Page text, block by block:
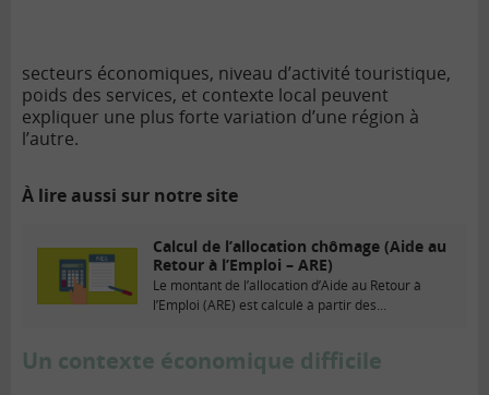
secteurs économiques, niveau d’activité touristique,
poids des services, et contexte local peuvent
expliquer une plus forte variation d’une région à
l’autre.
À lire aussi sur notre site
Calcul de l’allocation chômage (Aide au
Retour à l’Emploi – ARE)
Le montant de l’allocation d’Aide au Retour à
l’Emploi (ARE) est calculé à partir des...
Un contexte économique difficile